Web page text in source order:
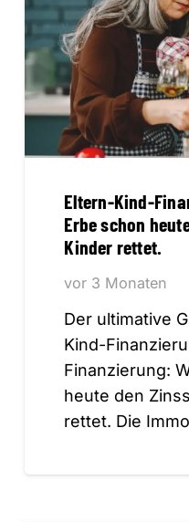
Eltern-Kind-
Erbe schon
Kinder rettet.
vor 3 Monaten
Der ultimative
Kind-
Finanzierung:
heute den
rettet. Die